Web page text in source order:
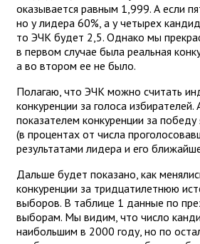
оказывается равным 1,999. А если
но у лидера 60%, а у четырех
то ЭЧК будет 2,5. Однако мы
в первом случае была реальная
а во втором ее не было.
Полагаю, что ЭЧК можно считать
конкуренции за голоса
показателем конкуренции за победу
(в процентах от числа
результатами лидера и его
Дальше будет показано, как
конкуренции за тридцатилетнюю
выборов. В таблице 1 данные по
выборам. Мы видим, что число
наибольшим в 2000 году, но по